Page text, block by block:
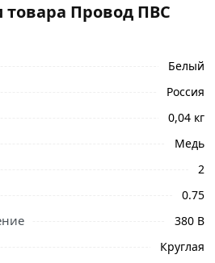
товара Провод ПВС
Белый
Россия
0,04 кг
Медь
2
0.75
380 В
Круглая